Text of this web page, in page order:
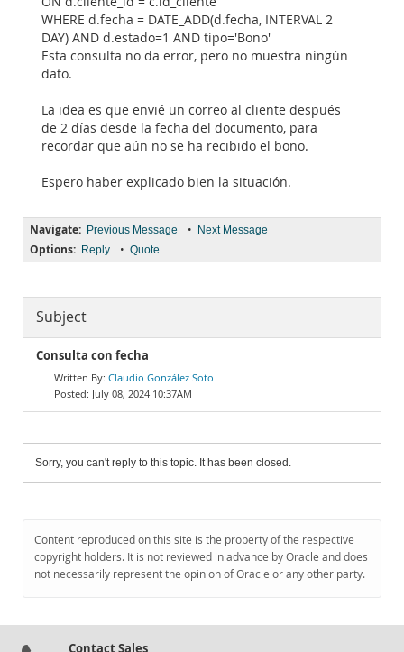
WHERE d.fecha = DATE_ADD(d.fecha, INTERVAL 2
DAY) AND d.estado=1 AND tipo='Bono'
Esta consulta no da error, pero no muestra ningún
dato.
La idea es que envié un correo al cliente después
de 2 días desde la fecha del documento, para
recordar que aún no se ha recibido el bono.
Espero haber explicado bien la situación.
Navigate: Previous Message • Next Message
Options: Reply • Quote
Subject
Consulta con fecha
Claudio González Soto
July 08, 2024 10:37AM
Sorry, you can't reply to this topic. It has been closed.
Content reproduced on this site is the property of the respective
copyright holders. It is not reviewed in advance by Oracle and does
not necessarily represent the opinion of Oracle or any other party.
Contact Sales